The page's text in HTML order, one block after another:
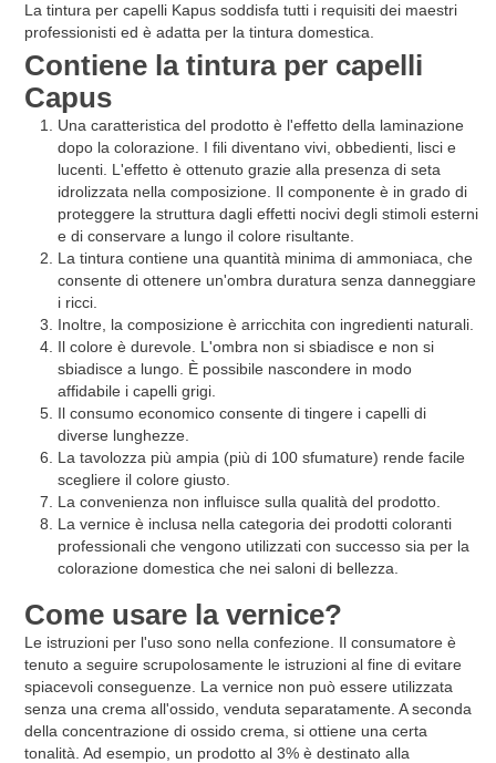
La tintura per capelli Kapus soddisfa tutti i requisiti dei maestri
professionisti ed è adatta per la tintura domestica.
Contiene la tintura per capelli
Capus
Una caratteristica del prodotto è l'effetto della laminazione
dopo la colorazione. I fili diventano vivi, obbedienti, lisci e
lucenti. L'effetto è ottenuto grazie alla presenza di seta
idrolizzata nella composizione. Il componente è in grado di
proteggere la struttura dagli effetti nocivi degli stimoli esterni
e di conservare a lungo il colore risultante.
La tintura contiene una quantità minima di ammoniaca, che
consente di ottenere un'ombra duratura senza danneggiare
i ricci.
Inoltre, la composizione è arricchita con ingredienti naturali.
Il colore è durevole. L'ombra non si sbiadisce e non si
sbiadisce a lungo. È possibile nascondere in modo
affidabile i capelli grigi.
Il consumo economico consente di tingere i capelli di
diverse lunghezze.
La tavolozza più ampia (più di 100 sfumature) rende facile
scegliere il colore giusto.
La convenienza non influisce sulla qualità del prodotto.
La vernice è inclusa nella categoria dei prodotti coloranti
professionali che vengono utilizzati con successo sia per la
colorazione domestica che nei saloni di bellezza.
Come usare la vernice?
Le istruzioni per l'uso sono nella confezione. Il consumatore è
tenuto a seguire scrupolosamente le istruzioni al fine di evitare
spiacevoli conseguenze. La vernice non può essere utilizzata
senza una crema all'ossido, venduta separatamente. A seconda
della concentrazione di ossido crema, si ottiene una certa
tonalità. Ad esempio, un prodotto al 3% è destinato alla